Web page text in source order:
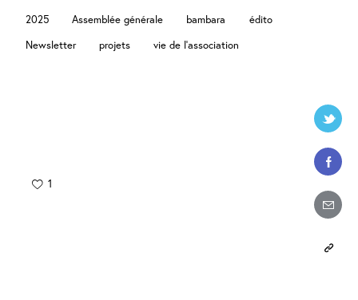
2025 Assemblée générale bambara
édito
Newsletter
projets vie de l’association
1